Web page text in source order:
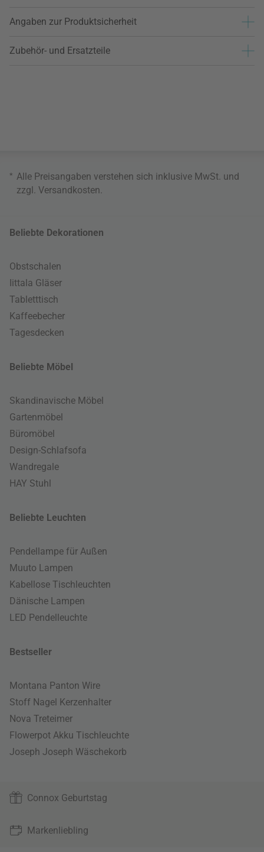
Angaben zur Produktsicherheit
Zubehör- und Ersatzteile
* Alle Preisangaben verstehen sich inklusive MwSt. und
zzgl. Versandkosten
Beliebte Dekorationen
Obstschalen
Iittala Gläser
Tabletttisch
Kaffeebecher
Tagesdecken
Beliebte Möbel
Skandinavische Möbel
Gartenmöbel
Büromöbel
Design-Schlafsofa
Wandregale
HAY Stuhl
Beliebte Leuchten
Pendellampe für Außen
Muuto Lampen
Kabellose Tischleuchten
Dänische Lampen
LED Pendelleuchte
Bestseller
Montana Panton Wire
Stoff Nagel Kerzenhalter
Nova Treteimer
Flowerpot Akku Tischleuchte
Joseph Joseph Wäschekorb
Connox Geburtstag
Markenliebling